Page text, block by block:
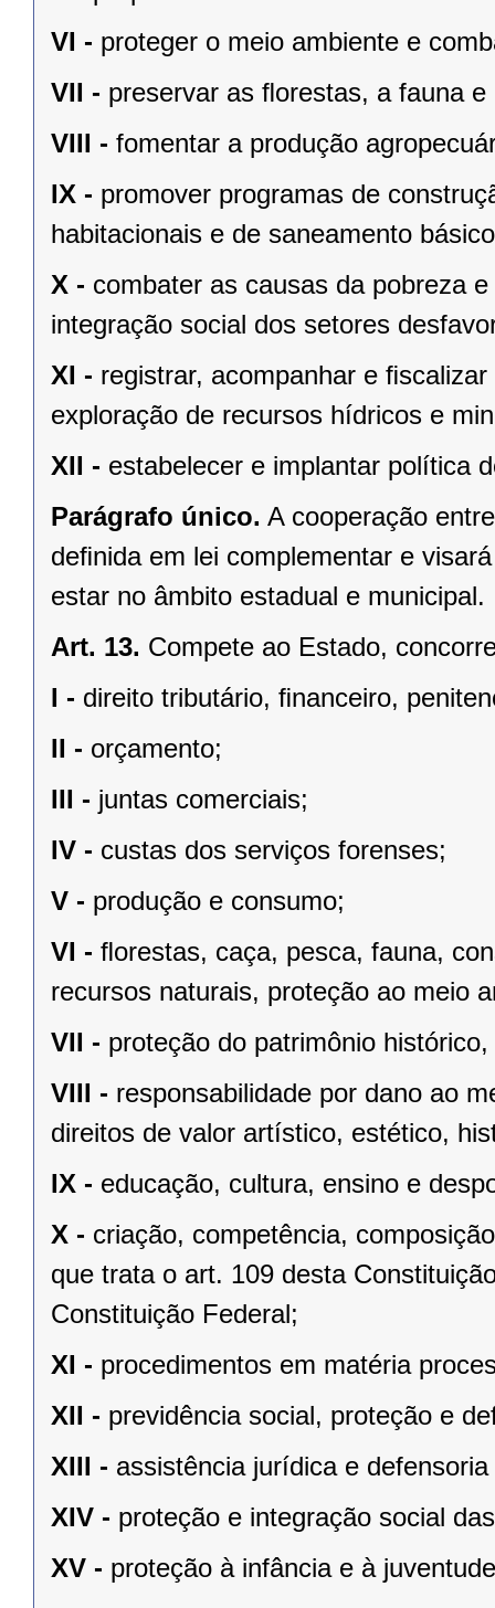
VI - proteger o meio ambiente e
VII - preservar as ﬂorestas, a fauna e
VIII - fomentar a produção
IX - promover programas de
habitacionais e de saneamento
X - combater as causas da pobreza
integração social dos setores
XI - registrar, acompanhar e
exploração de recursos hídricos e
XII - estabelecer e implantar política
Parágrafo único. A cooperação
deﬁnida em lei complementar e
estar no âmbito estadual e municipal.
Art. 13. Compete ao Estado,
I - direito tributário, ﬁnanceiro,
II - orçamento;
III - juntas comerciais;
IV - custas dos serviços forenses;
V - produção e consumo;
VI - ﬂorestas, caça, pesca, fauna,
recursos naturais, proteção ao meio
VII - proteção do patrimônio
VIII - responsabilidade por dano ao
direitos de valor artístico, estético,
IX - educação, cultura, ensino e
X - criação, competência,
que trata o art. 109 desta
Constituição Federal;
XI - procedimentos em matéria
XII - previdência social, proteção e
XIII - assistência jurídica e
XIV - proteção e integração social
XV - proteção à infância e à